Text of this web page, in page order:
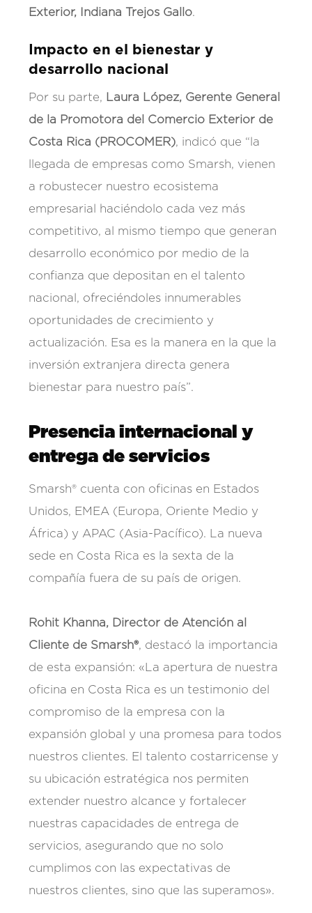
Exterior, Indiana Trejos Gallo.
Impacto en el bienestar y
desarrollo nacional
Por su parte, Laura López, Gerente General
de la Promotora del Comercio Exterior de
Costa Rica (PROCOMER), indicó que “la
llegada de empresas como Smarsh, vienen
a robustecer nuestro ecosistema
empresarial haciéndolo cada vez más
competitivo, al mismo tiempo que generan
desarrollo económico por medio de la
confianza que depositan en el talento
nacional, ofreciéndoles innumerables
oportunidades de crecimiento y
actualización. Esa es la manera en la que la
inversión extranjera directa genera
bienestar para nuestro país”.
Presencia internacional y
entrega de servicios
Smarsh® cuenta con oficinas en Estados
Unidos, EMEA (Europa, Oriente Medio y
África) y APAC (Asia-Pacífico). La nueva
sede en Costa Rica es la sexta de la
compañía fuera de su país de origen.
Rohit Khanna, Director de Atención al
Cliente de Smarsh®, destacó la importancia
de esta expansión: «La apertura de nuestra
oficina en Costa Rica es un testimonio del
compromiso de la empresa con la
expansión global y una promesa para todos
nuestros clientes. El talento costarricense y
su ubicación estratégica nos permiten
extender nuestro alcance y fortalecer
nuestras capacidades de entrega de
servicios, asegurando que no solo
cumplimos con las expectativas de
nuestros clientes, sino que las superamos».